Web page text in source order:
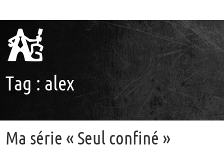
Tag : alex
Ma série « Seul confiné »